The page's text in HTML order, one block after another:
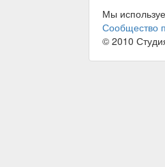
Мы
Сообщество
© 2010